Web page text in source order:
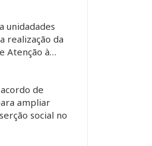
unidadades
realização da
Atenção à…
de
ampliar
social no